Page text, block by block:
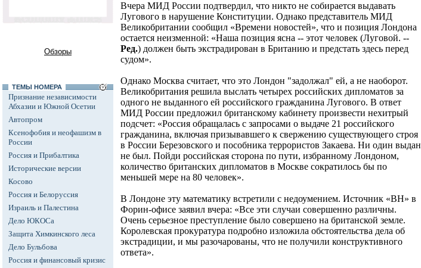
Обзоры
ТЕМЫ НОМЕРА
Признание независимости
Абхазии и Южной Осетии
Автопром
Ксенофобия и неофашизм в
России
Россия и Прибалтика
Исторические версии
Косово
Россия и Белоруссия
Израиль и Палестина
Дело ЮКОСа
Защита Химкинского леса
Дело Бульбова
Россия и финансовый кризис
Вчера МИД России подтвердил, что никто не собирается выдавать
Лугового в нарушение Конституции. Однако представитель МИД
Великобритании сообщил «Времени новостей», что и позиция Лондона
остается неизменной: «Наша позиция ясна -- этот человек (Луговой. --
Ред.) должен быть экстрадирован в Британию и предстать здесь перед
судом».
Однако Москва считает, что это Лондон "задолжал" ей, а не наоборот.
Великобритания решила выслать четырех российских дипломатов за
одного не выданного ей российского гражданина Лугового. В ответ
МИД России предложил британскому кабинету произвести нехитрый
подсчет: «Россия обращалась с запросами о выдаче 21 российского
гражданина, включая призывавшего к свержению существующего строя
в России Березовского и пособника террористов Закаева. Ни один выдан
не был. Пойди российская сторона по пути, избранному Лондоном,
количество британских дипломатов в Москве сократилось бы по
меньшей мере на 80 человек».
В Лондоне эту математику встретили с недоумением. Источник «ВН» в
Форин-офисе заявил вчера: «Все эти случаи совершенно различны.
Очень серьезное преступление было совершено на британской земле.
Королевская прокуратура подробно изложила обстоятельства дела об
экстрадиции, и мы разочарованы, что не получили конструктивного
ответа».